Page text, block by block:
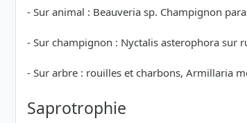
- Sur animal : Beauveria sp. Champignon
- Sur champignon : Nyctalis asterophora sur
- Sur arbre : rouilles et charbons, Armillaria
Saprotrophie